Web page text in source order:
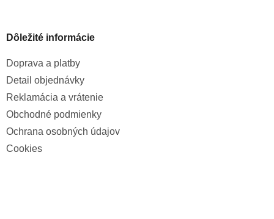
Dôležité informácie
Doprava a platby
Detail objednávky
Reklamácia a vrátenie
Obchodné podmienky
Ochrana osobných údajov
Cookies